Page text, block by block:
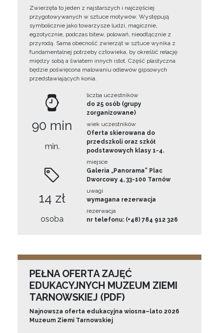
Zwierzęta to jeden z najstarszych i najczęściej
przygotowywanych w sztuce motywów. Występują
symbolicznie jako towarzysze ludzi, magicznie,
egzotycznie, podczas bitew, polowań, nieodłącznie z
przyrodą. Sama obecność zwierząt w sztuce wynika z
fundamentalnej potrzeby człowieka, by określić relację
między sobą a światem innych istot. Część plastyczna
będzie poświęcona malowaniu odlewów gipsowych
przedstawiających konia.
90 min
min.
14 zł
osoba
liczba uczestników
do 25 osób (grupy
zorganizowane)
wiek uczestników
Oferta skierowana do
przedszkoli oraz szkół
podstawowych klasy 1-4.
miejsce
Galeria „Panorama” Plac
Dworcowy 4, 33-100 Tarnów
uwagi
wymagana rezerwacja
rezerwacja
nr telefonu: (+48) 784 912 326
PEŁNA OFERTA ZAJĘĆ
EDUKACYJNYCH MUZEUM ZIEMI
TARNOWSKIEJ (PDF)
Najnowsza oferta edukacyjna wiosna–lato 2026
Muzeum Ziemi Tarnowskiej